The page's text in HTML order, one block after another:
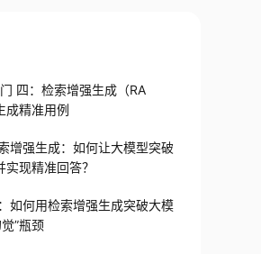
四：检索增强生成（RA
成精准用例
增强生成：如何让大模型突破
实现精准回答？
如何用检索增强生成突破大模
”瓶颈